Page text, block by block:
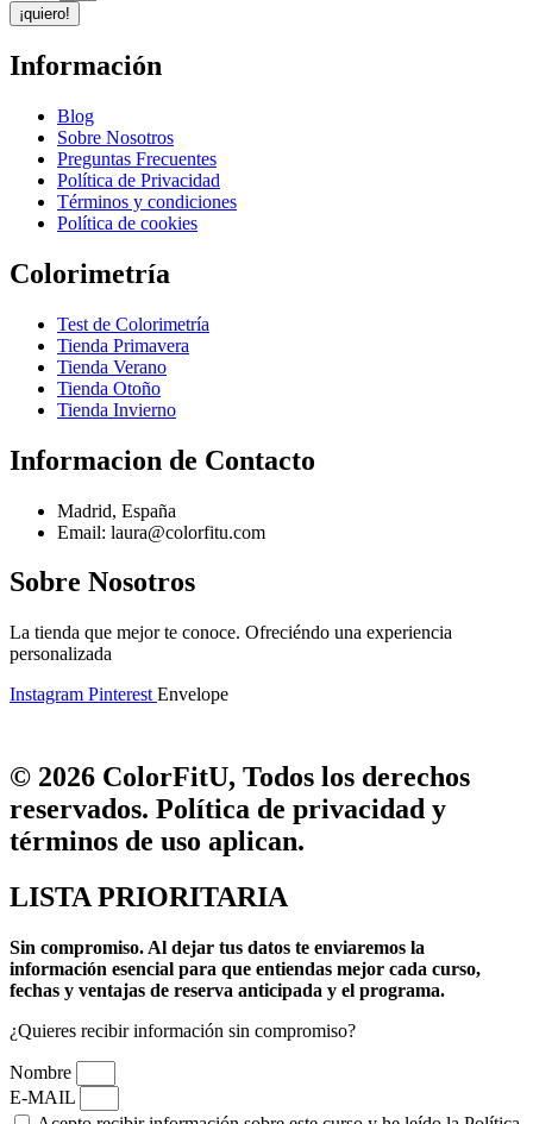
¡quiero!
Información
Blog
Sobre Nosotros
Preguntas Frecuentes
Política de Privacidad
Términos y condiciones
Política de cookies
Colorimetría
Test de Colorimetría
Tienda Primavera
Tienda Verano
Tienda Otoño
Tienda Invierno
Informacion de Contacto
Madrid, España
Email: laura@colorfitu.com
Sobre Nosotros
La tienda que mejor te conoce. Ofreciéndo una experiencia
personalizada
Instagram Pinterest Envelope
© 2026 ColorFitU, Todos los derechos
reservados. Política de privacidad y
términos de uso aplican.
LISTA PRIORITARIA
Sin compromiso. Al dejar tus datos te enviaremos la
información esencial para que entiendas mejor cada curso,
fechas y ventajas de reserva anticipada y el programa.
¿Quieres recibir información sin compromiso?
Nombre
E-MAIL